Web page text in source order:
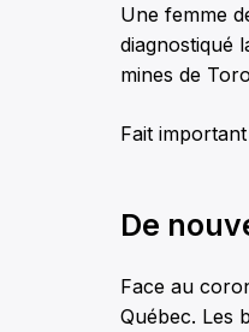
Une femme
diagnostiqué
mines de
Fait
De
Face au
Québec. Les